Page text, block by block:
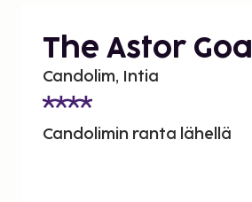
The Astor Goa
Candolim, Intia
Candolimin ranta lähellä